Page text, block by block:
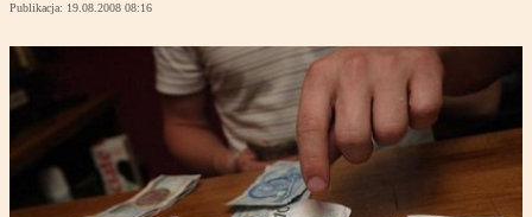
Publikacja: 19.08.2008 08:16